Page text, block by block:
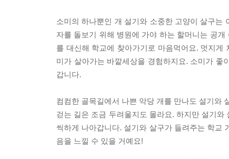
소미의 하나뿐인 개 설기와 소중한 고양이 살구는
자를 돌보기 위해 병원에 가야 하는 할머니는 공
를 대신해 학교에 찾아가기로 마음먹어요. 멋지
미가 살아가는 바깥세상을 경험하지요. 소미가
갑니다.
컴컴한 골목길에서 나쁜 악당 개를 만나도 설기와
걷는 길은 조금 두려울지도 몰라요. 하지만 설기
씩하게 나아갑니다. 설기와 살구가 들려주는 학교
음을 느낄 수 있을 거예요!